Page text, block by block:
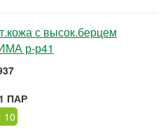
с высок.берцем
р-р41
1 ПАР
10